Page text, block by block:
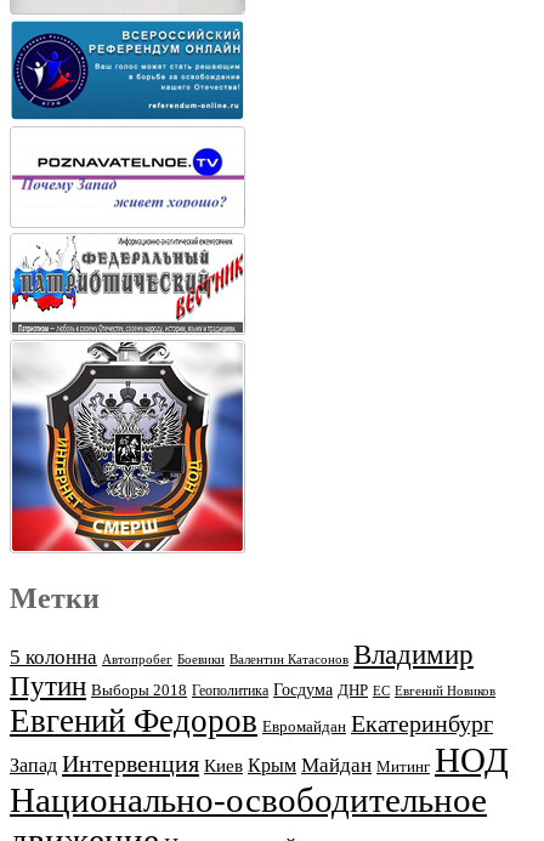
Метки
5 колонна Автопробег Боевики Валентин Катасонов Владимир
Путин Выборы 2018 Геополитика Госдума ДНР ЕС Евгений Новиков
Евгений Федоров Евромайдан Екатеринбург
Запад Интервенция Киев Крым Майдан Митинг НОД
Национально-освободительное